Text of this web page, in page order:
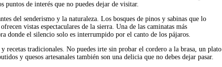
puntos de interés que no puedes dejar de visitar.
del senderismo y la naturaleza. Los bosques de pinos y sabinas que lo
vistas espectaculares de la sierra. Una de las caminatas más
donde el silencio solo es interrumpido por el canto de los pájaros.
recetas tradicionales. No puedes irte sin probar el cordero a la brasa, un plato
y quesos artesanales también son una delicia que no debes dejar pasar.